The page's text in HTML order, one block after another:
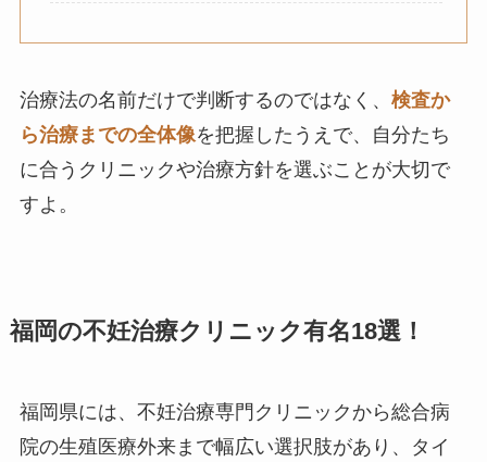
治療法の名前だけで判断するのではなく、 検査か
ら治療までの全体像を把握したうえで、自分たち
に合うクリニックや治療方針を選ぶことが大切で
すよ。
福岡の不妊治療クリニック有名18選！
福岡県には、不妊治療専門クリニックから総合病
院の生殖医療外来まで幅広い選択肢があり、タイ